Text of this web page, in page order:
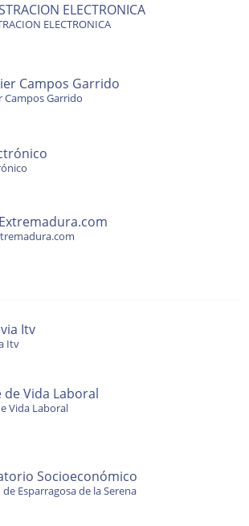
ELECTRONICA
ELECTRONICA
Campos Garrido
Campos Garrido
Itv
Itv
Vida Laboral
Vida Laboral
Socioeconómico
Esparragosa de la Serena